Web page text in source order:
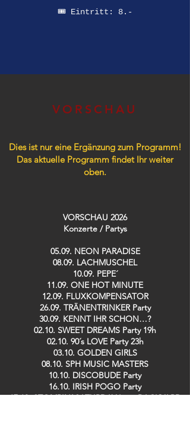
🎟️ Eintritt: 8.-
VORSCHAU
Dies ist nur eine Ergänzung zum Programm!
Das aktuelle Programm findet Ihr weiter
oben.
VORSCHAU 2026
Konzerte / Partys​
05.09. NEON PARADISE
08.09. LACHMUSCHEL
10.09. PEPE´
11.09. ONE HOT MINUTE
12.09. FLUXKOMPENSATOR
26.09. TRÄNENTRINKER Party
30.09. KENNT IHR SCHON…?
02.10. SWEET DREAMS Party 19h
02.10. 90´s LOVE Party 23h
03.10. GOLDEN GIRLS
08.10. SPH MUSIC MASTERS
10.10. DISCOBUDE Party
16.10. IRISH POGO Party
17.10. STOMPIN´ SATURDAY Live: BACKYARD